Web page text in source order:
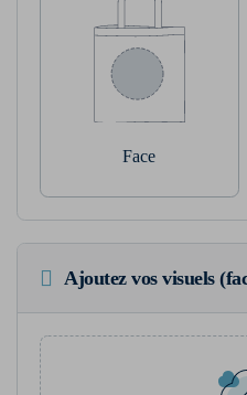
Face
Ajoutez vos visuels